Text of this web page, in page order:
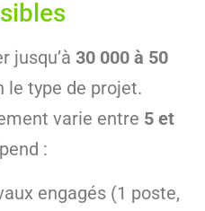
jusqu’à 30 000 à 50
le type de projet.
varie entre 5 et
:
engagés (1 poste,